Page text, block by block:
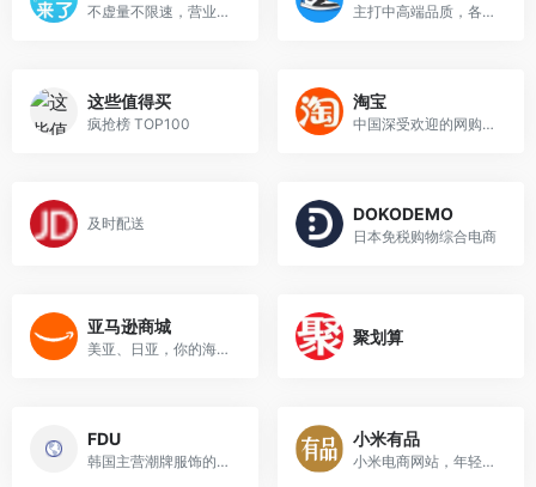
不虚量不限速，营业厅可查！ 主打中高端品质，各大品牌鞋...
这些值得买
疯抢榜 TOP100
淘宝
中国深受欢迎的网购零售平台
及时配送 DOKODEMO
日本免税购物综合电商
亚马逊商城
美亚、日亚，你的海淘第一站
聚划算
FDU
韩国主营潮牌服饰的网站，直...
小米有品
小米电商网站，年轻人的第一...